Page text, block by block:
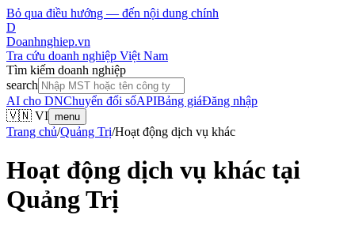
Bỏ qua điều hướng — đến nội dung chính
D
Doanhnghiep.vn
Tra cứu doanh nghiệp Việt Nam
Tìm kiếm doanh nghiệp
search
AI cho DNChuyển đổi sốAPIBảng giáĐăng nhập
🇻🇳 VI menu
Trang chủ/Quảng Trị/Hoạt động dịch vụ khác
Hoạt động dịch vụ khác tại
Quảng Trị